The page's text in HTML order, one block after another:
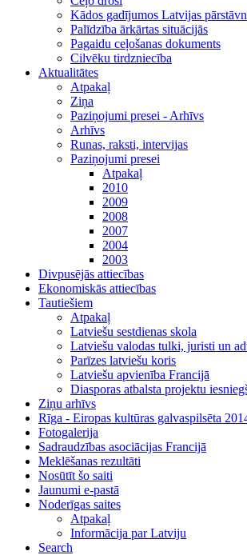
Kādos gadījumos Latvijas
Palīdzība ārkārtas situācijās
Pagaidu ceļošanas dokuments
Cilvēku tirdzniecība
Aktualitātes
Atpakaļ
Ziņa
Paziņojumi presei - Arhīvs
Arhīvs
Runas, raksti, intervijas
Paziņojumi presei
Atpakaļ
2010
2009
2008
2007
2004
2003
Divpusējās attiecības
Ekonomiskās attiecības
Tautiešiem
Atpakaļ
Latviešu sestdienas skola
Latviešu valodas tulki, juristi un
Parīzes latviešu koris
Latviešu apvienība Francijā
Diasporas atbalsta projektu
Ziņu arhīvs
Rīga - Eiropas kultūras galvaspilsēta
Fotogalerija
Sadraudzības asociācijas Francijā
Meklēšanas rezultāti
Nosūtīt šo saiti
Jaunumi e-pastā
Noderīgas saites
Atpakaļ
Informācija par Latviju
Search